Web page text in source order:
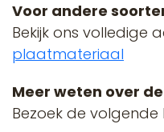
Voor andere
Bekijk ons volledige
plaatmateriaal
Meer weten over
Bezoek de volgende